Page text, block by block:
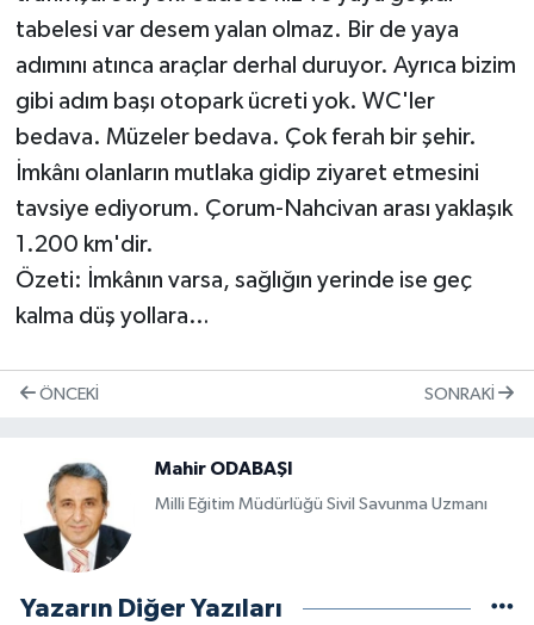
tabelesi var desem yalan olmaz. Bir de yaya
adımını atınca araçlar derhal duruyor. Ayrıca bizim
gibi adım başı otopark ücreti yok. WC'ler
bedava. Müzeler bedava. Çok ferah bir şehir.
İmkânı olanların mutlaka gidip ziyaret etmesini
tavsiye ediyorum. Çorum-Nahcivan arası yaklaşık
1.200 km'dir.
Özeti: İmkânın varsa, sağlığın yerinde ise geç
kalma düş yollara…
ÖNCEKI SONRAKI
Mahir ODABAŞI
Mil­li Eği­tim Mü­dür­lü­ğü Si­vil Sa­vun­ma Uz­ma­nı
Yazarın Diğer Yazıları